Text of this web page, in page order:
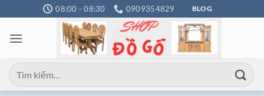
qua
nội
08:00 - 08:30 0909354829 BLOG
Tìm
kiếm: